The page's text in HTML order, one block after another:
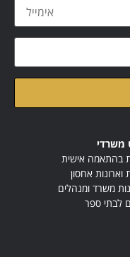
משרדי
בהתאמה אישית
וארונות אחסון
משרד ומנהלים
לבתי ספר